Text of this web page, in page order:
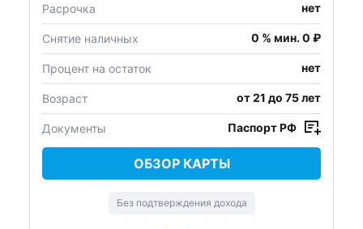
Расрочка нет
Снятие наличных 0 % мин. 0 ₽
Процент на остаток нет
Возраст от 21 до 75 лет
Документы Паспорт РФ
ОБЗОР КАРТЫ
Без подтверждения дохода